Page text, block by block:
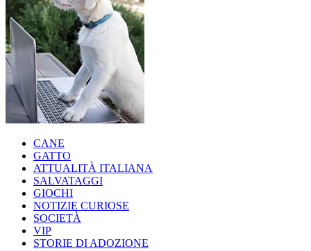
CANE
GATTO
ATTUALITÀ ITALIANA
SALVATAGGI
GIOCHI
NOTIZIE CURIOSE
SOCIETÀ
VIP
STORIE DI ADOZIONE